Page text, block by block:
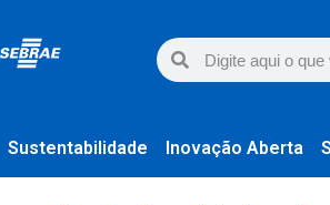
Sustentabilidade Inovação Aberta